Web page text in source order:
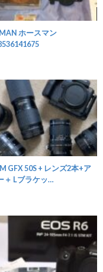
ホースマン
GFX 50S + レンズ2本+ア
＋ Lブラケッ